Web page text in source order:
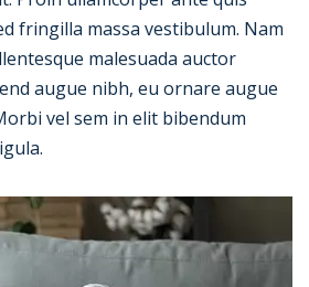
fringilla massa vestibulum. Nam
malesuada auctor
augue nibh, eu ornare augue
vel sem in elit bibendum